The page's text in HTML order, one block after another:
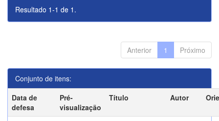
Resultado 1-1 de 1.
Anterior 1 Próximo
Conjunto de itens:
Data de
defesa
Pré-
visualização
Título Autor